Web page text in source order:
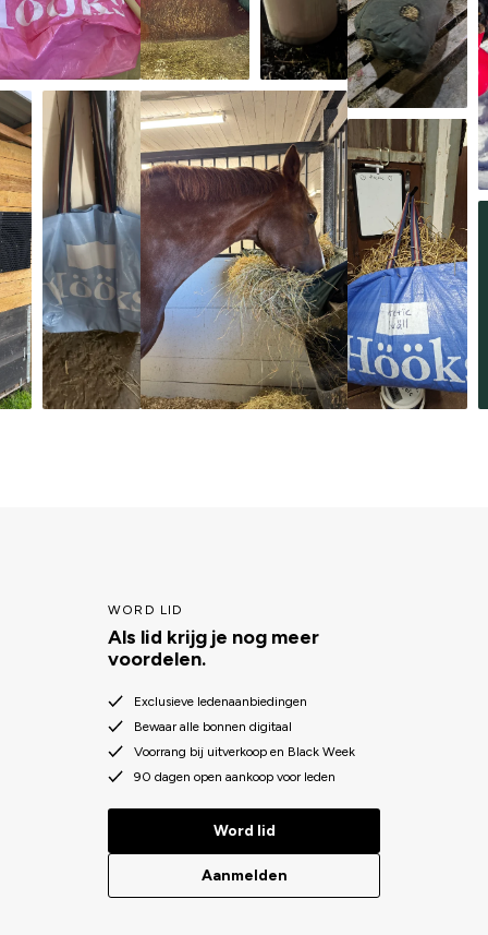
WORD LID
Als lid krijg je nog meer
voordelen.
Exclusieve ledenaanbiedingen
Bewaar alle bonnen digitaal
Voorrang bij uitverkoop en Black Week
90 dagen open aankoop voor leden
Word lid
Aanmelden